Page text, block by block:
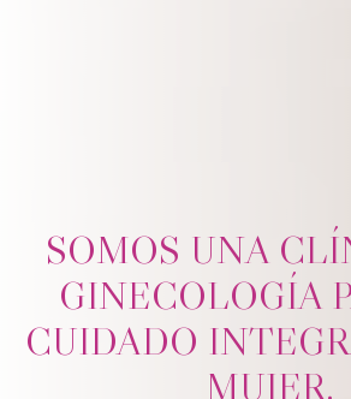
SOMOS UNA
GINECOLOGÍA
CUIDADO
MUJER.